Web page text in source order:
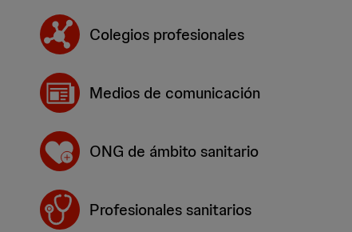
Colegios profesionales
Medios de comunicación
ONG de ámbito sanitario
Profesionales sanitarios